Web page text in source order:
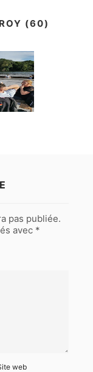
(60)
pas publiée.
avec *
web